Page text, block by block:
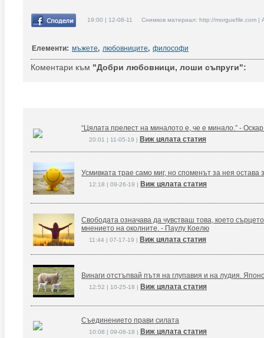
19:00 | 12-08-11 Снимков материал: http://morguefile.com |
Елементи: мъжете, любовниците, философи
Коментари към "Добри любовници, лоши съпруги":
“Цялата прелест на миналото е, че е минало.” -
20:01 | 11-05-19 | Виж цялата статия
Усмивката трае само миг, но споменът за нея остава
12:18 | 09-26-19 | Виж цялата статия
Свободата означава да чувстваш това, което
мнението на околните. - Паулу Коелю
11:44 | 07-17-19 | Виж цялата статия
Винаги отстъпвай пътя на глупавия и на лудия.
12:52 | 10-25-18 | Виж цялата статия
Съединението прави силата
10:08 | 09-06-18 | Виж цялата статия